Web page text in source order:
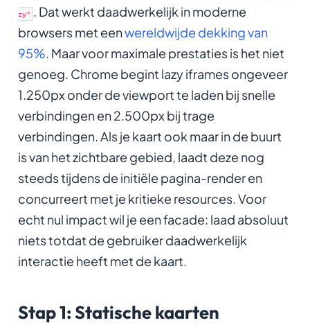
zy" . Dat werkt daadwerkelijk in moderne
browsers met eenwereldwijde dekking van
95%. Maar voor maximale prestaties is het niet
genoeg. Chrome begint lazy iframes ongeveer
1.250px onder de viewport te laden bij snelle
verbindingen en 2.500px bij trage
verbindingen. Als je kaart ook maar in de buurt
is van het zichtbare gebied, laadt deze nog
steeds tijdens de initiële pagina-render en
concurreert met je kritieke resources. Voor
echt nul impact wil je een facade: laad absoluut
niets totdat de gebruiker daadwerkelijk
interactie heeft met de kaart.
Stap 1: Statische kaarten